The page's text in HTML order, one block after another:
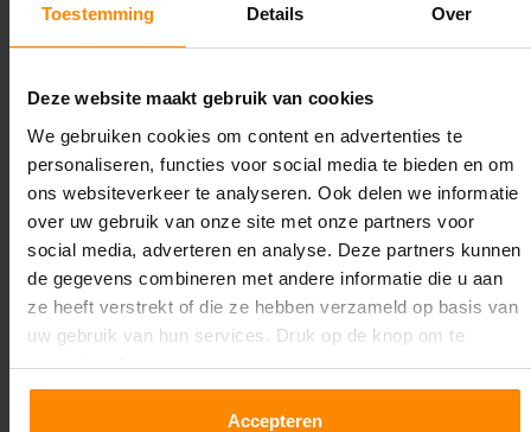
Toestemming Details Over
Deze website maakt gebruik van cookies
We gebruiken cookies om content en advertenties te
personaliseren, functies voor social media te bieden en om
ons websiteverkeer te analyseren. Ook delen we informatie
over uw gebruik van onze site met onze partners voor
social media, adverteren en analyse. Deze partners kunnen
de gegevens combineren met andere informatie die u aan
ze heeft verstrekt of die ze hebben verzameld op basis van
uw gebruik van hun services. Druk op de knop om te
accepteren!
Accepteren
draagkrachten? Speciale uitvoeringen? Onze
Contact met specialist
Montage uitbesteden?
Laat ons het doen!